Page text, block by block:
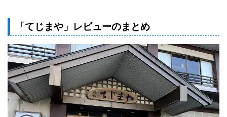
「てじまや」レビューのまとめ